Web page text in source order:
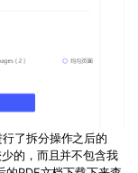
了拆分操作之后的
的，而且并不包含我